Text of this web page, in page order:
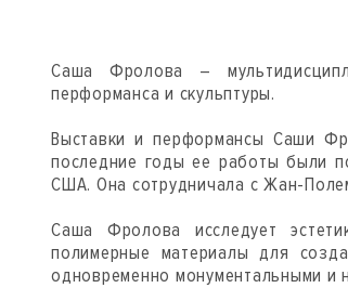
Саша Фролова –
перформанса и скульптуры.
Выставки и перформансы Саши
последние годы ее работы были
США. Она сотрудничала с Жан-
Саша Фролова исследует
полимерные материалы для
одновременно монументальными и